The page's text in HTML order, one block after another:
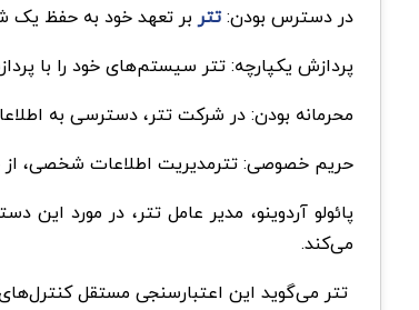
در دسترس بودن:تتربر تعهد خود به حفظ یک
پردازش یکپارچه: تتر سیستم‌های خود را با
محرمانه بودن: در شرکت تتر، دسترسی به
حریم خصوصی: تترمدیریت اطلاعات شخصی، از
پائولو آردوینو، مدیر عامل تتر، در مورد
می‌کند.
تتر می‌گوید این اعتبارسنجی مستقل